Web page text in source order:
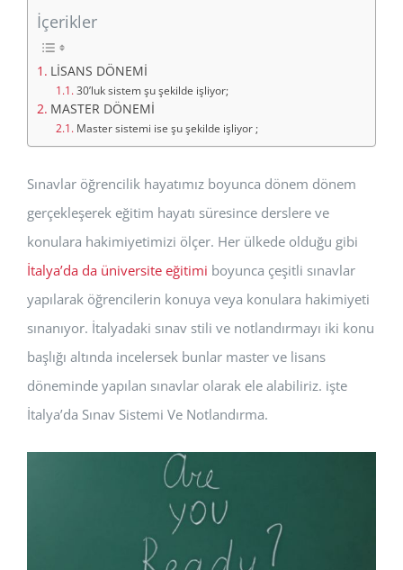
İçerikler
LİSANS DÖNEMİ
30’luk sistem şu şekilde işliyor;
MASTER DÖNEMİ
Master sistemi ise şu şekilde işliyor ;
Sınavlar öğrencilik hayatımız boyunca dönem dönem
gerçekleşerek eğitim hayatı süresince derslere ve
konulara hakimiyetimizi ölçer. Her ülkede olduğu gibi
İtalya’da da üniversite eğitimi boyunca çeşitli sınavlar
yapılarak öğrencilerin konuya veya konulara hakimiyeti
sınanıyor. İtalyadaki sınav stili ve notlandırmayı iki konu
başlığı altında incelersek bunlar master ve lisans
döneminde yapılan sınavlar olarak ele alabiliriz. işte
İtalya’da Sınav Sistemi Ve Notlandırma.